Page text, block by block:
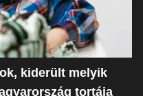
kiderült melyik
tortája